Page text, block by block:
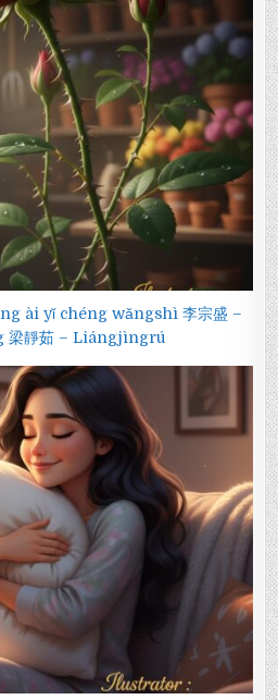
ài yǐ chéng wǎngshì 李宗盛 –
梁靜茹 – Liángjìngrú